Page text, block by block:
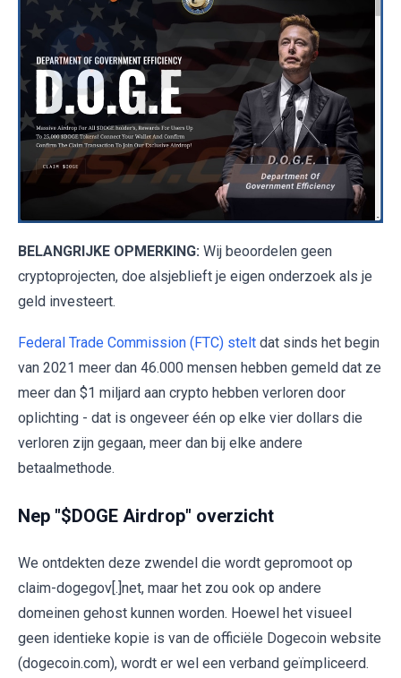
BELANGRIJKE OPMERKING: Wij beoordelen geen
cryptoprojecten, doe alsjeblieft je eigen onderzoek als je
geld investeert.
Federal Trade Commission (FTC) stelt dat sinds het begin
van 2021 meer dan 46.000 mensen hebben gemeld dat ze
meer dan $1 miljard aan crypto hebben verloren door
oplichting - dat is ongeveer één op elke vier dollars die
verloren zijn gegaan, meer dan bij elke andere
betaalmethode.
Nep "$DOGE Airdrop" overzicht
We ontdekten deze zwendel die wordt gepromoot op
claim-dogegov[.]net, maar het zou ook op andere
domeinen gehost kunnen worden. Hoewel het visueel
geen identieke kopie is van de officiële Dogecoin website
(dogecoin.com), wordt er wel een verband geïmpliceerd.